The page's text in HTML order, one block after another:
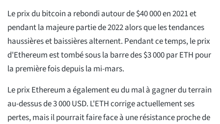
Le prix du bitcoin a rebondi autour de $40 000 en 2021 et
pendant la majeure partie de 2022 alors que les tendances
haussières et baissières alternent. Pendant ce temps, le prix
d'Ethereum est tombé sous la barre des $3 000 par ETH pour
la première fois depuis la mi-mars.
Le prix Ethereum a également eu du mal à gagner du terrain
au-dessus de 3 000 USD. L'ETH corrige actuellement ses
pertes, mais il pourrait faire face à une résistance proche de